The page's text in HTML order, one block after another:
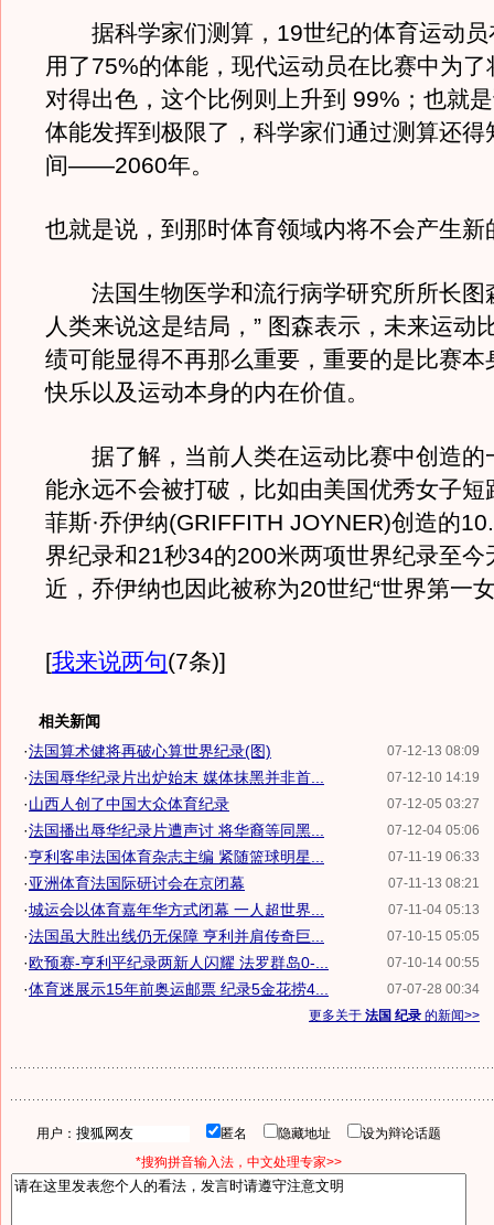
据科学家们测算，19世纪的体育运动员
用了75%的体能，现代运动员在比赛中为
对得出色，这个比例则上升到 99%；也就
体能发挥到极限了，科学家们通过测算还得
间——2060年。
也就是说，到那时体育领域内将不会产生新
法国生物医学和流行病学研究所所长图
人类来说这是结局，” 图森表示，未来运动
绩可能显得不再那么重要，重要的是比赛本
快乐以及运动本身的内在价值。
据了解，当前人类在运动比赛中创造的
能永远不会被打破，比如由美国优秀女子短
菲斯·乔伊纳(GRIFFITH JOYNER)创造的
界纪录和21秒34的200米两项世界纪录至今
近，乔伊纳也因此被称为20世纪“世界第一
[我来说两句(7条)]
相关新闻
07-12-13 08:09
·法国算术健将再破心算世界纪录(图)
07-12-10 14:19
·法国辱华纪录片出炉始末 媒体抹黑并非首...
07-12-05 03:27
·山西人创了中国大众体育纪录
07-12-04 05:06
·法国播出辱华纪录片遭声讨 将华裔等同黑...
07-11-19 06:33
·亨利客串法国体育杂志主编 紧随篮球明星...
07-11-13 08:21
·亚洲体育法国际研讨会在京闭幕
07-11-04 05:13
·城运会以体育嘉年华方式闭幕 一人超世界...
07-10-15 05:05
·法国虽大胜出线仍无保障 亨利并肩传奇巨...
07-10-14 00:55
·欧预赛-亨利平纪录两新人闪耀 法罗群岛0-...
07-07-28 00:34
·体育迷展示15年前奥运邮票 纪录5金花捞4...
更多关于 法国 纪录 的新闻>>
用户： 匿名 隐藏地址
设为辩论话题
*搜狗拼音输入法，中文处理专家>>